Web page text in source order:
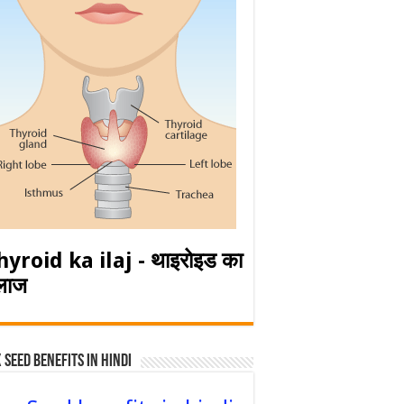
ka ilaj - थाइरोइड का
Seed Benefits in hindi